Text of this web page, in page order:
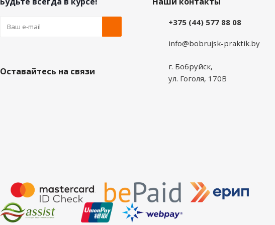
Оставайтесь на связи
+375 (44) 577 88 08
info@bobrujsk-praktik.by
г. Бобруйск,
ул. Гоголя, 170В